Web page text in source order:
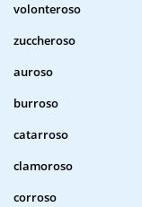
volonteroso
zuccheroso
auroso
burroso
catarroso
clamoroso
corroso